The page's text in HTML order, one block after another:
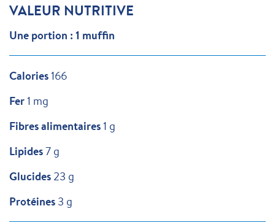
VALEUR NUTRITIVE
Une portion : 1 muffin
Calories166
Fer1 mg
Fibres alimentaires1 g
Lipides7 g
Glucides 23 g
Protéines 3 g